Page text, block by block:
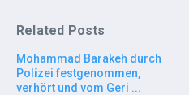
Related Posts
Mohammad Barakeh durch
Polizei festgenommen,
verhört und vom Geri ...